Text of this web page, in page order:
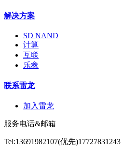
解决方案
SD NAND
计算
互联
乐鑫
联系雷龙
加入雷龙
服务电话&邮箱
Tel:13691982107(优先)17727831243